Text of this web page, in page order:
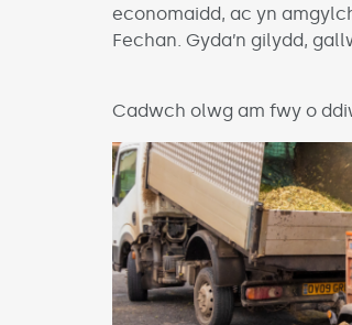
economaidd, ac yn
Fechan. Gyda’n gilydd,
Cadwch olwg am fwy o